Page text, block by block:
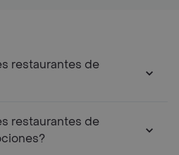
restaurantes de
restaurantes de